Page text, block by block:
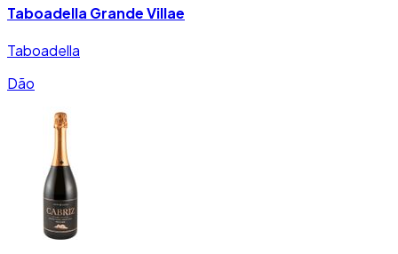
Taboadella Grande Villae
Taboadella
Dão